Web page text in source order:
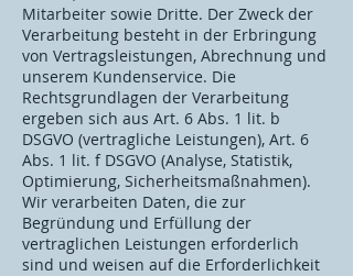
Mitarbeiter sowie Dritte. Der Zweck der
Verarbeitung besteht in der Erbringung
von Vertragsleistungen, Abrechnung und
unserem Kundenservice. Die
Rechtsgrundlagen der Verarbeitung
ergeben sich aus Art. 6 Abs. 1 lit. b
DSGVO (vertragliche Leistungen), Art. 6
Abs. 1 lit. f DSGVO (Analyse, Statistik,
Optimierung, Sicherheitsmaßnahmen).
Wir verarbeiten Daten, die zur
Begründung und Erfüllung der
vertraglichen Leistungen erforderlich
sind und weisen auf die Erforderlichkeit